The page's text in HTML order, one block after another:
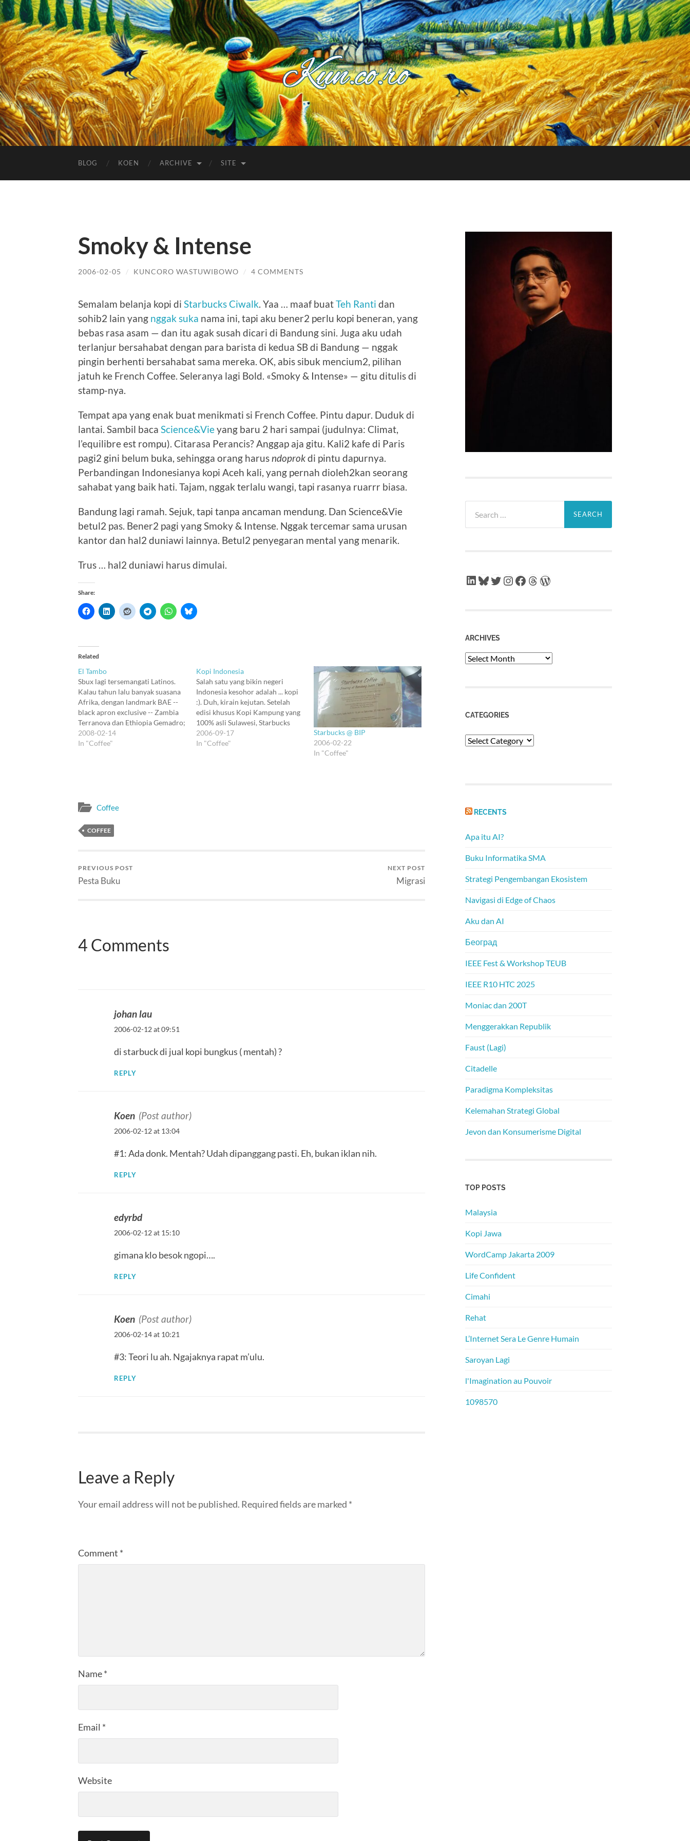
Kuncoro++
BLOG KOEN ARCHIVE SITE
Smoky & Intense
2006-02-05 / KUNCORO WASTUWIBOWO / 4 COMMENTS
Semalam belanja kopi di StarbucksCiwalk . Yaa … maaf buatTeh Ranti dan
sohib2 lain yang nggak suka nama ini, tapi aku bener2 perlu kopi beneran, yang
bebas rasa asam — dan itu agak susah dicari di Bandung sini. Juga aku udah
terlanjur bersahabat dengan para barista di kedua SB di Bandung — nggak
pingin berhenti bersahabat sama mereka. OK, abis sibuk mencium2, pilihan
jatuh ke French Coffee. Seleranya lagi Bold. «Smoky & Intense» — gitu ditulis di
stamp-nya.
Tempat apa yang enak buat menikmati si French Coffee. Pintu dapur. Duduk di
lantai. Sambil baca Science&Vieyang baru 2 hari sampai (judulnya: Climat,
l’equilibre est rompu). Citarasa Perancis? Anggap aja gitu. Kali2 kafe di Paris
pagi2 gini belum buka, sehingga orang harus ndoprokdi pintu dapurnya.
Perbandingan Indonesianya kopi Aceh kali, yang pernah dioleh2kan seorang
sahabat yang baik hati. Tajam, nggak terlalu wangi, tapi rasanya ruarrr biasa.
Bandung lagi ramah. Sejuk, tapi tanpa ancaman mendung. Dan Science&Vie
betul2 pas. Bener2 pagi yang Smoky & Intense. Nggak tercemar sama urusan
kantor dan hal2 duniawi lainnya. Betul2 penyegaran mental yang menarik.
Trus … hal2 duniawi harus dimulai.
Share:
Related
El Tambo
Sbux lagi tersemangati Latinos.
Kalau tahun lalu banyak suasana
Afrika, dengan landmark BAE --
black apron exclusive -- Zambia
Terranova dan Ethiopia Gemadro;
maka setelah terjembatani BAE
Sumatra Siborong-Borong, Sbux
2008-02-14
In "Coffee"
Kopi Indonesia
Salah satu yang bikin negeri
Indonesia kesohor adalah ... kopi
:). Duh, kirain kejutan. Setelah
edisi khusus Kopi Kampung yang
100% asli Sulawesi, Starbucks
kembali meluncurkan edisi
khusus. Edisi Ulang Tahun. Di
2006-09-17
In "Coffee"
Starbucks @ BIP
2006-02-22
In "Coffee"
Coffee
COFFEE
PREVIOUS POST
Pesta Buku
NEXT POST
Migrasi
4 Comments
johan lau
2006-02-12 at 09:51
di starbuck di jual kopi bungkus ( mentah) ?
REPLY
Koen (Post author)
2006-02-12 at 13:04
#1: Ada donk. Mentah? Udah dipanggang pasti. Eh, bukan iklan nih.
REPLY
edyrbd
2006-02-12 at 15:10
gimana klo besok ngopi….
REPLY
Koen (Post author)
2006-02-14 at 10:21
#3: Teori lu ah. Ngajaknya rapat m’ulu.
REPLY
Leave a Reply
Your email address will not be published. Required fields are marked *
Comment *
Name*
Email *
Website
for:
LinkedIn
Bluesky
Twitter
Instagram
Facebook
Threads
WordPress
ARCHIVES
Archives
CATEGORIES
Categories
RECENTS
Apa itu AI?
Buku Informatika SMA
Strategi Pengembangan Ekosistem
Navigasi di Edge of Chaos
Aku dan AI
Београд
IEEE Fest & Workshop TEUB
IEEE R10 HTC 2025
Moniac dan 200T
Menggerakkan Republik
Faust (Lagi)
Citadelle
Paradigma Kompleksitas
Kelemahan Strategi Global
Jevon dan Konsumerisme Digital
TOP POSTS
Malaysia
Kopi Jawa
WordCamp Jakarta 2009
Life Confident
Cimahi
Rehat
L’Internet Sera Le Genre Humain
Saroyan Lagi
l'Imagination au Pouvoir
1098570